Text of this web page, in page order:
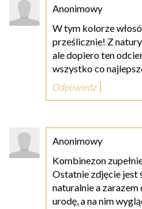
Anonimowy
W tym kolorze
prześlicznie! Z
ale dopiero ten
wszystko co
Odpowiedz
Anonimowy
Kombinezon
Ostatnie zdjęcie jest
naturalnie a
urodę, a na nim